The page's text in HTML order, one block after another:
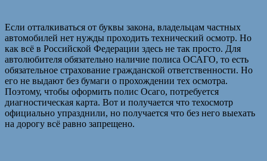
Если отталкиваться от буквы закона, владельцам частных
автомобилей нет нужды проходить технический осмотр. Но
как всё в Российской Федерации здесь не так просто. Для
автолюбителя обязательно наличие полиса ОСАГО, то есть
обязательное страхование гражданской ответственности. Но
его не выдают без бумаги о прохождении тех осмотра.
Поэтому, чтобы оформить полис Осаго, потребуется
диагностическая карта. Вот и получается что техосмотр
официально упразднили, но получается что без него выехать
на дорогу всё равно запрещено.